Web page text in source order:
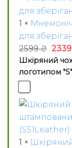
1 ×
для
2599₴
ціна:
2599
2339
Шкіряний
логотипом
1 ×